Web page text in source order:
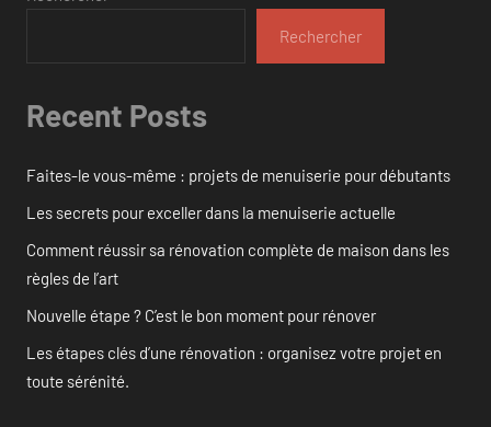
Rechercher
Recent Posts
Faites-le vous-même : projets de menuiserie pour débutants
Les secrets pour exceller dans la menuiserie actuelle
Comment réussir sa rénovation complète de maison dans les
règles de l’art
Nouvelle étape ? C’est le bon moment pour rénover
Les étapes clés d’une rénovation : organisez votre projet en
toute sérénité.